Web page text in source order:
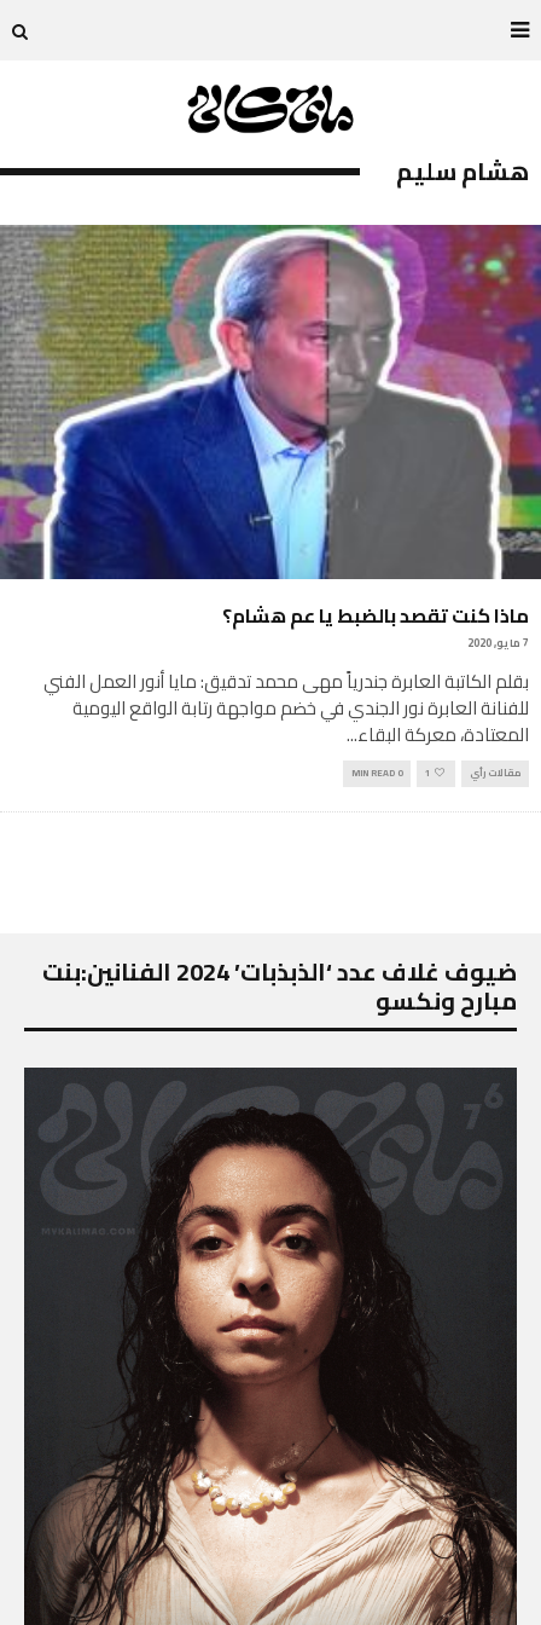
هشام سليم
ماذا كنت تقصد بالضبط يا عم هشام؟
7 مايو, 2020
بقلم الكاتبة العابرة جندرياً مهى محمد تدقيق: مايا أنور العمل الفني
للفنانة العابرة نور الجندي في خضم مواجهة رتابة الواقع اليومية
المعتادة، معركة البقاء...
مقالات رأي 1
0 MIN READ
ضيوف غلاف عدد ‘الذبذبات’ 2024 الفنانين:بنت
مبارح ونكسو